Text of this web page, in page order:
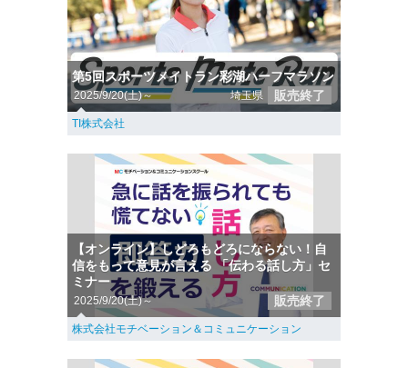
第5回スポーツメイトラン彩湖ハーフマラソン
2025/9/20(土)～ 埼玉県 販売終了
TI株式会社
【オンライン】しどろもどろにならない！自
信をもって意見が言える 「伝わる話し方」セ
ミナー
2025/9/20(土)～ 販売終了
株式会社モチベーション＆コミュニケーション